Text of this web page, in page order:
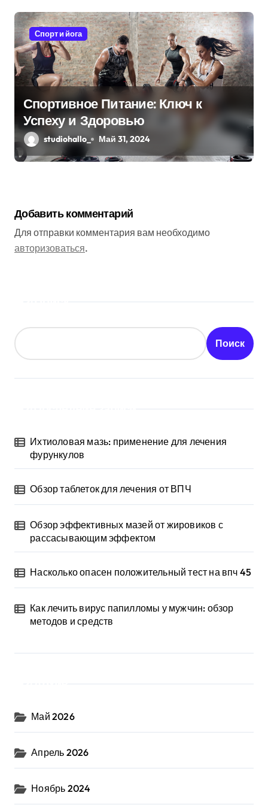
Спорт и йога
Спортивное Питание: Ключ к
Успеху и Здоровью
studiohallo_ Май 31, 2024
Добавить комментарий
Для отправки комментария вам необходимо
авторизоваться.
Поиск
Ихтиоловая мазь: применение для лечения
фурункулов
Обзор таблеток для лечения от ВПЧ
Обзор эффективных мазей от жировиков с
рассасывающим эффектом
Насколько опасен положительный тест на впч 45
Как лечить вирус папилломы у мужчин: обзор
методов и средств
Май 2026
Апрель 2026
Ноябрь 2024